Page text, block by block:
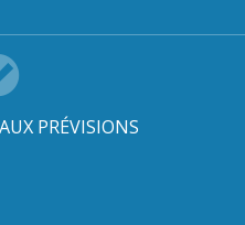
PRÉVISIONS